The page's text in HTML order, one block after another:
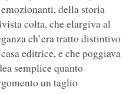
della storia
colta, che elargiva al
ch’era tratto distintivo
editrice, e che poggiava
semplice quanto
un taglio